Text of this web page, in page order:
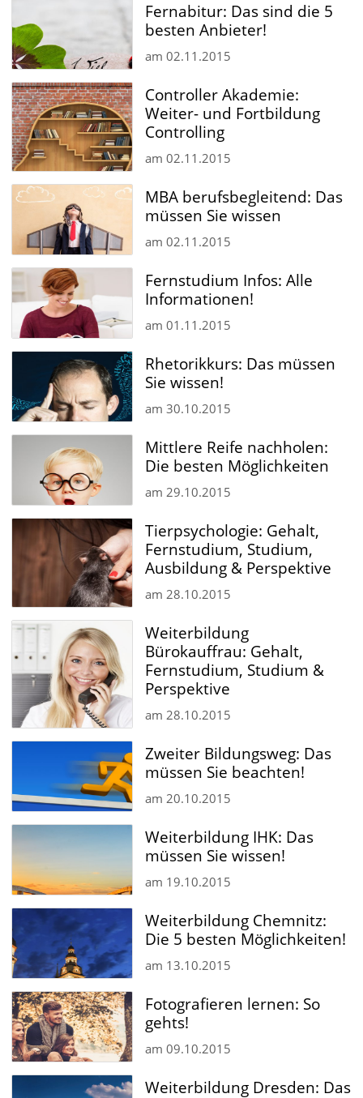
Fernabitur: Das sind die 5
besten Anbieter!
am 02.11.2015
Controller Akademie:
Weiter- und Fortbildung
Controlling
am 02.11.2015
MBA berufsbegleitend: Das
müssen Sie wissen
am 02.11.2015
Fernstudium Infos: Alle
Informationen!
am 01.11.2015
Rhetorikkurs: Das müssen
Sie wissen!
am 30.10.2015
Mittlere Reife nachholen:
Die besten Möglichkeiten
am 29.10.2015
Tierpsychologie: Gehalt,
Fernstudium, Studium,
Ausbildung & Perspektive
am 28.10.2015
Weiterbildung
Bürokauffrau: Gehalt,
Fernstudium, Studium &
Perspektive
am 28.10.2015
Zweiter Bildungsweg: Das
müssen Sie beachten!
am 20.10.2015
Weiterbildung IHK: Das
müssen Sie wissen!
am 19.10.2015
Weiterbildung Chemnitz:
Die 5 besten Möglichkeiten!
am 13.10.2015
Fotografieren lernen: So
gehts!
am 09.10.2015
Weiterbildung Dresden: Das